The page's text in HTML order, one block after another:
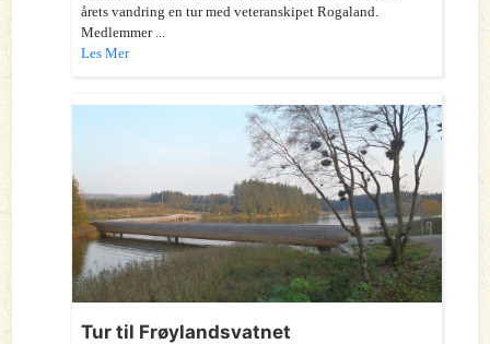
årets vandring en tur med veteranskipet Rogaland.
Medlemmer ...
Les Mer
Tur til Frøylandsvatnet